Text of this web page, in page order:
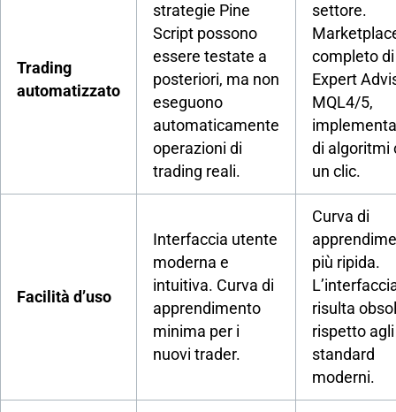
Trading
automatizzato
strategie Pine
Script possono
essere testate a
posteriori, ma non
eseguono
automaticamente
operazioni di
trading reali.
settore.
completo di
Expert
MQL4/5,
di algoritmi
un clic.
Facilità d’uso
Interfaccia utente
moderna e
intuitiva. Curva di
apprendimento
minima per i
nuovi trader.
Curva di
più ripida.
risulta
rispetto agli
standard
moderni.